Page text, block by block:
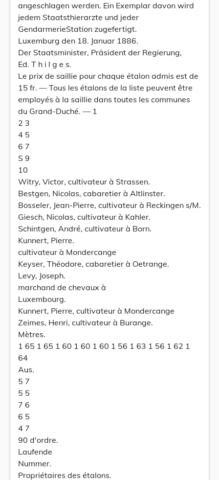
angeschlagen werden. Ein Exemplar davon wird
jedem Staatsthierarzte und jeder
GendarmerieStation zugefertigt.
Luxemburg den 18. Januar 1886.
Der Staatsminister, Präsident der Regierung,
Ed. T h i l g e s.
Le prix de saillie pour chaque étalon admis est de
15 fr. — Tous les étalons de la liste peuvent être
employés à la saillie dans toutes les communes
du Grand-Duché. — 1
2 3
4 5
6 7
S 9
10
Witry, Victor, cultivateur à Strassen.
Bestgen, Nicolas, cabaretier à Altlinster.
Bosseler, Jean-Pierre, cultivateur à Reckingen s/M.
Giesch, Nicolas, cultivateur à Kahler.
Schintgen, André, cultivateur à Born.
Kunnert, Pierre.
cultivateur à Mondercange
Keyser, Théodore, cabaretier à Oetrange.
Levy, Joseph.
marchand de chevaux à
Luxembourg.
Kunnert, Pierre, cultivateur à Mondercange
Zeimes, Henri, cultivateur à Burange.
Mètres.
1 65 1 65 1 60 1 60 1 60 1 56 1 63 1 56 1 62 1
64
Aus.
5 7
5 5
7 6
6 5
4 7
90 d'ordre.
Laufende
Nummer.
Propriétaires des étalons.